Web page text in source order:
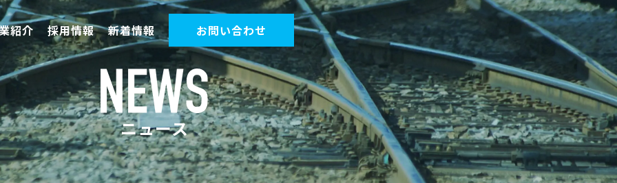
紹介 採用情報 新着情報 お問い合わせ
ニュース